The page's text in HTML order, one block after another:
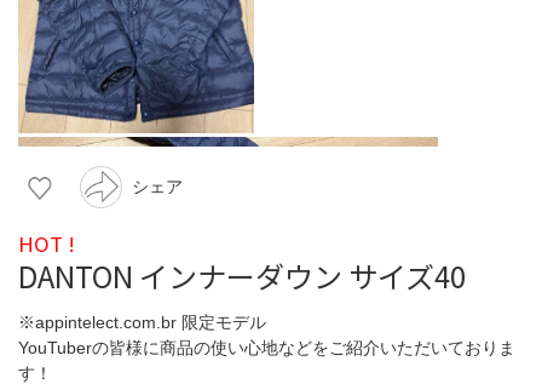
シェア
HOT !
DANTON インナーダウン サイズ40
※appintelect.com.br 限定モデル
YouTuberの皆様に商品の使い心地などをご紹介いただいておりま
す！